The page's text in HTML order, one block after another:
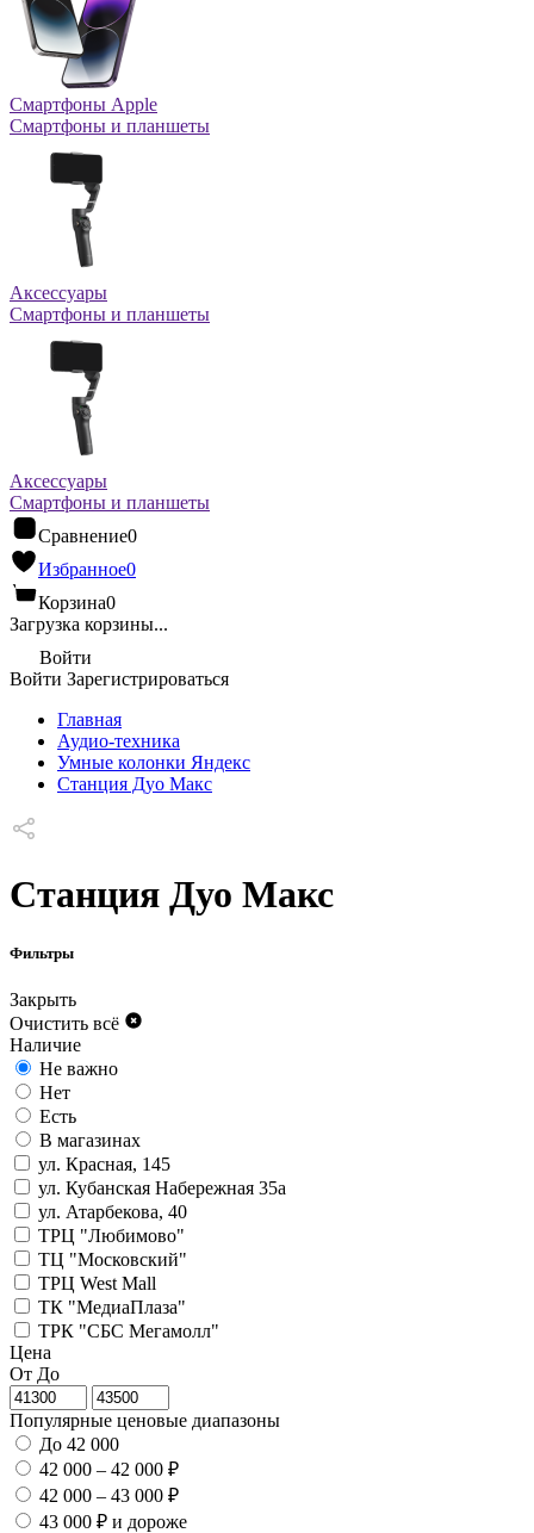
Смартфоны Apple
Смартфоны и планшеты
Аксессуары
Смартфоны и планшеты
Аксессуары
Смартфоны и планшеты
Сравнение0
Избранное0
Корзина0
Загрузка корзины...
Войти
Войти Зарегистрироваться
Главная
Аудио-техника
Умные колонки Яндекс
Станция Дуо Макс
Станция Дуо Макс
Фильтры
Закрыть
Очистить всё
Наличие
Не важно
Нет
Есть
В магазинах
ул. Красная, 145
ул. Кубанская Набережная 35а
ул. Атарбекова, 40
ТРЦ "Любимово"
ТЦ "Московский"
ТРЦ West Mall
ТК "МедиаПлаза"
ТРК "СБС Мегамолл"
Цена
От До
Популярные ценовые диапазоны
До 42 000
42 000 – 42 000 ₽
42 000 – 43 000 ₽
43 000 ₽ и дороже